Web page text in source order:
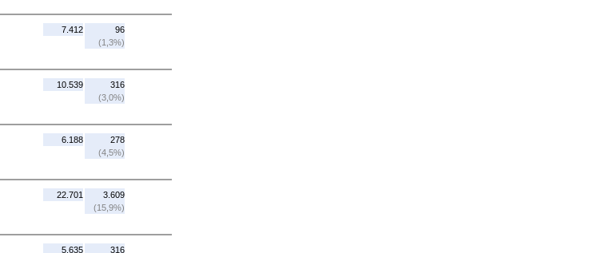
7.412
96
(1,3%)
10.539
316
(3,0%)
6.188
278
(4,5%)
22.701
3.609
(15,9%)
5.635
316